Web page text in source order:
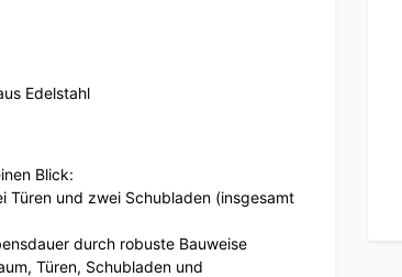
Edelstahl
Blick:
Türen und zwei Schubladen (insgesamt
durch robuste Bauweise
Türen, Schubladen und